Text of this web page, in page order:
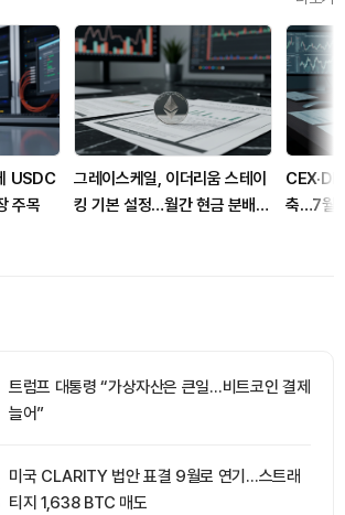
USDC
주목
그레이스케일, 이더리움 스테이
킹 기본 설정…월간 현금 분배로
축…7월
트럼프 대통령 “가상자산은 큰일…비트코인 결제
늘어”
미국 CLARITY 법안 표결 9월로 연기…스트래
티지 1,638 BTC 매도